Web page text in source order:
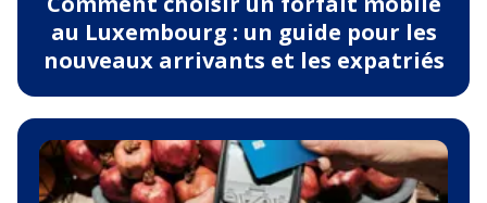
au Luxembourg : un guide pour les
nouveaux arrivants et les expatriés